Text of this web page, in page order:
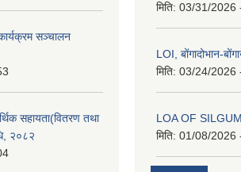
सञ्चालन
सहायता(वितरण तथा
२०८२
मिति: 03/31/2026
LOI, बोंगादोभान-
मिति: 03/24/2026
LOA OF
मिति: 01/08/2026